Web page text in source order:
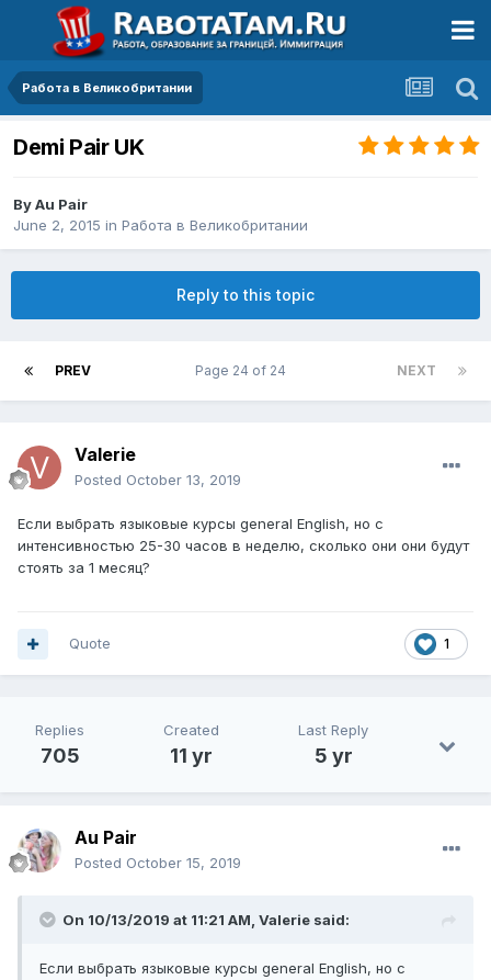
Работа в Великобритании
Demi Pair UK
ByAu Pair
June 2, 2015 in Работа в Великобритании
Reply to this topic
PREV NEXT
Page 24 of 24
Valerie
Posted October 13, 2019
Если выбрать языковые курсы general English, но с
интенсивностью 25-30 часов в неделю, сколько они они будут
стоять за 1 месяц?
1
Quote
Replies
705
Created
11 yr
Last Reply
5 yr
Au Pair
Posted October 15, 2019
On 10/13/2019 at 11:21 AM, Valerie said:
Если выбрать языковые курсы general English, но с